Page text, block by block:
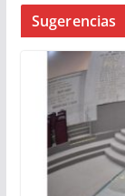
Sugerencias